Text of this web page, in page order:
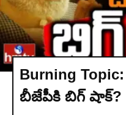
Burning
బీజేపీకి బిగ్ షాక్?